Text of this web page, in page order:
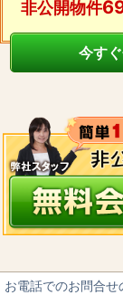
非公開物件
今す
お電話でのお問合せ